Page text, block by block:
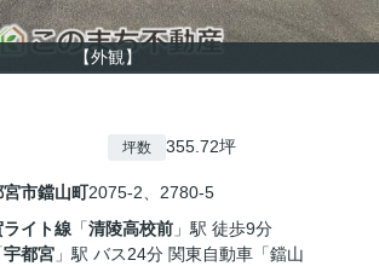
【外観】
坪数 355.72坪
宮市鐺山町2075-2、2780-5
イト線 「清陵高校前 」駅 徒歩9分
宇都宮 」駅 バス24分 関東自動車「鐺山